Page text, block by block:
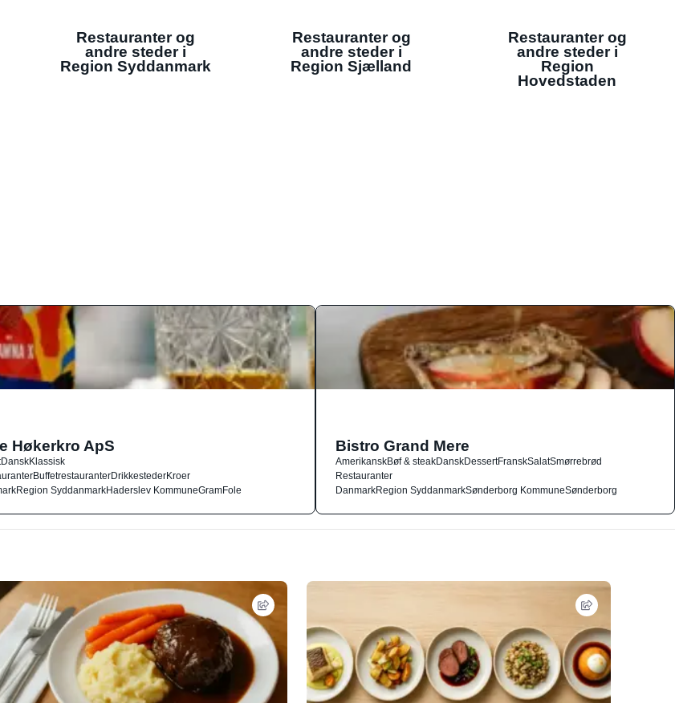
Restauranter og
andre steder i
Region Syddanmark
Restauranter og
andre steder i
Region Sjælland
Restauranter og
andre steder i
Region
Hovedstaden
Høkerkro ApS
DanskKlassisk
BuffetrestauranterDrikkestederKroer
Region SyddanmarkHaderslev KommuneGramFole
Bistro Grand Mere
AmerikanskBøf & steakDanskDessertFranskSalatSmørrebrød
Restauranter
DanmarkRegion SyddanmarkSønderborg KommuneSønderborg